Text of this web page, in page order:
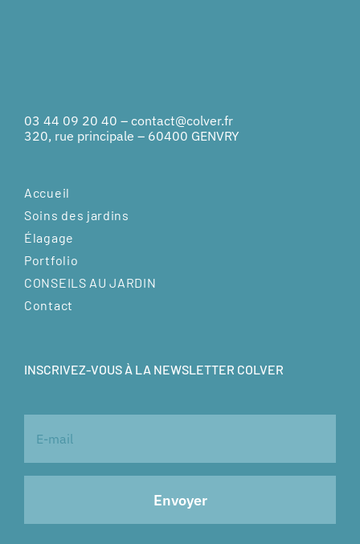
03 44 09 20 40 – contact@colver.fr
320, rue principale – 60400 GENVRY
Accueil
Soins des jardins
Élagage
Portfolio
CONSEILS AU JARDIN
Contact
INSCRIVEZ-VOUS À LA NEWSLETTER COLVER